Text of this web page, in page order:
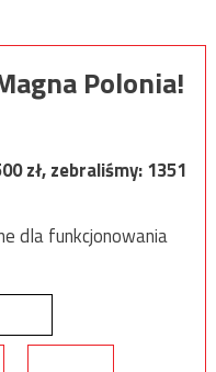
Polonia!
zł, zebraliśmy:1351
dla funkcjonowania